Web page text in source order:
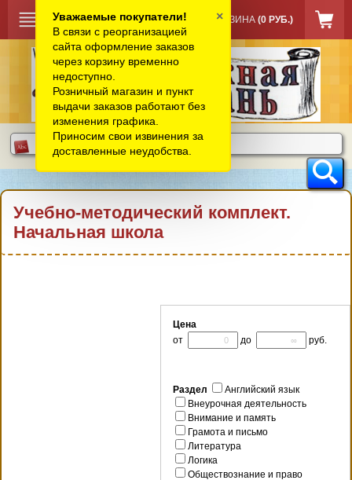
КОРЗИНА (0 РУБ.)
Учебно-методический комплект.
Начальная школа
Цена
от
до руб.
Раздел
Английский язык
Внеурочная деятельность
Внимание и память
Грамота и письмо
Литература
Логика
Обществознание и право
Уважаемые покупатели!
В связи с реорганизацией
сайта оформление заказов
через корзину временно
недоступно.
Розничный магазин и пункт
выдачи заказов работают без
изменения графика.
Приносим свои извинения за
доставленные неудобства.
×